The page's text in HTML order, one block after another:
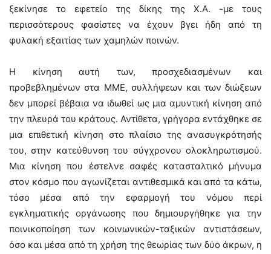
ξεκίνησε το εφετείο της δίκης της Χ.Α. -με τους
περισσότερους φασίστες να έχουν βγει ήδη από τη
φυλακή εξαιτίας των χαμηλών ποινών.
Η κίνηση αυτή των, προσχεδιασμένων και
προβεβλημένων στα ΜΜΕ, συλλήψεων και των διώξεων
δεν μπορεί βέβαια να ιδωθεί ως μια αμυντική κίνηση από
την πλευρά του κράτους. Αντίθετα, γρήγορα εντάχθηκε σε
μια επιθετική κίνηση στο πλαίσιο της ανασυγκρότησής
του, στην κατεύθυνση του σύγχρονου ολοκληρωτισμού.
Μια κίνηση που έστελνε σαφές κατασταλτικό μήνυμα
στον κόσμο που αγωνίζεται αντιθεσμικά και από τα κάτω,
τόσο μέσα από την εφαρμογή του νόμου περί
εγκληματικής οργάνωσης που δημιουργήθηκε για την
ποινικοποίηση των κοινωνικών-ταξικών αντιστάσεων,
όσο και μέσα από τη χρήση της θεωρίας των δύο άκρων, η